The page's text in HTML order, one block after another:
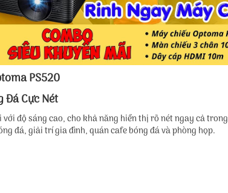
PS520
Đá Cực Nét
độ sáng cao, cho khả năng hiển thị rõ nét ngay cả
đá, giải trí gia đình, quán cafe bóng đá và phòng họp.